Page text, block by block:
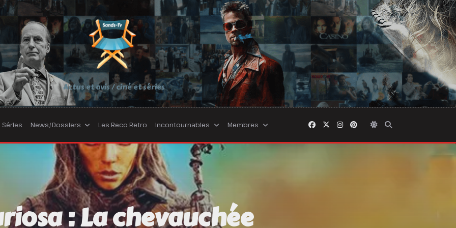
Actus et avis / ciné et séries
Séries News/Dossiers Les Reco Retro Incontournables Membres
: La chevauchée